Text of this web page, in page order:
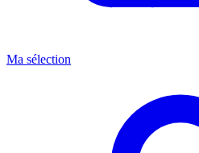
Ma sélection